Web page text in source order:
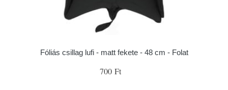
Fóliás csillag lufi - matt fekete - 48 cm - Folat
700 Ft